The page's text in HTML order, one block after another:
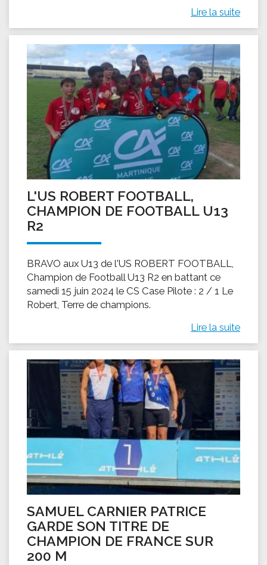
Lire la suite
L'US ROBERT FOOTBALL,
CHAMPION DE FOOTBALL U13
R2
BRAVO aux U13 de l'US ROBERT FOOTBALL,
Champion de Football U13 R2 en battant ce
samedi 15 juin 2024 le CS Case Pilote : 2 / 1 Le
Robert, Terre de champions.
Lire la suite
SAMUEL CARNIER PATRICE
GARDE SON TITRE DE
CHAMPION DE FRANCE SUR
200 M